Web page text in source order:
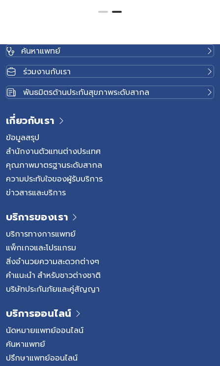
ค้นหาแพทย์
ร่วมงานกับเรา
พันธมิตรด้านประกันสุขภาพระดับสากล
เกี่ยวกับเรา
ข้อมูลสรุป
สำนักงานตัวแทนต่างประเทศ
คุณภาพมาตรฐานระดับสากล
ความประทับใจของผู้รับบริการ
ข่าวสารและบริการ
บริการของเรา
บริการทางการแพทย์
แพ็กเกจและโปรแกรม
สิ่งอำนวยความสะดวกต่างๆ
คำแนะนำ สำหรับชาวต่างชาติ
บริษัทประกันภัยและคู่สัญญา
บริการออนไลน์
นัดหมายแพทย์ออนไลน์
ค้นหาแพทย์
ปรึกษาแพทย์ออนไลน์